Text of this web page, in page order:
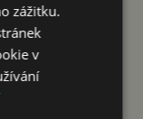
zážitku.
v